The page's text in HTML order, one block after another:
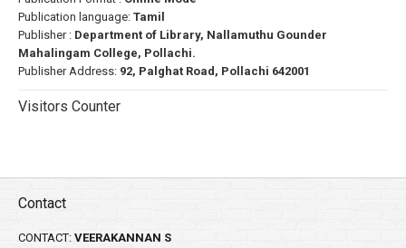
Publication language: Tamil
Publisher : Department of Library, Nallamuthu Gounder
Mahalingam College, Pollachi.
Publisher Address: 92, Palghat Road, Pollachi 642001
Visitors Counter
Contact
CONTACT: VEERAKANNAN S